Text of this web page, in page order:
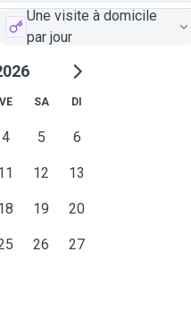
Une visite à domicile
par jour
VE SA DI
4 5 6
12 13
19 20
26 27